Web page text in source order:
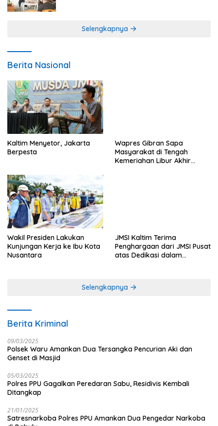
Selengkapnya
Berita Nasional
Kaltim Menyetor, Jakarta
Berpesta
Wapres Gibran Sapa
Masyarakat di Tengah
Kemeriahan Libur Akhir
Wakil Presiden Lakukan
Kunjungan Kerja ke Ibu Kota
Nusantara
JMSI Kaltim Terima
Penghargaan dari JMSI Pusat
atas Dedikasi dalam
Selengkapnya
Berita Kriminal
09/03/2025
Polsek Waru Amankan Dua Tersangka Pencurian Aki dan
Genset di Masjid
05/03/2025
Polres PPU Gagalkan Peredaran Sabu, Residivis Kembali
Ditangkap
21/01/2025
Satresnarkoba Polres PPU Amankan Dua Pengedar Narkoba